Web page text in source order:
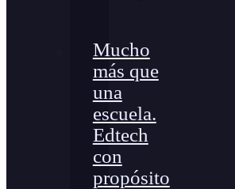
Mucho
más que
una
escuela.
Edtech
con
propósito